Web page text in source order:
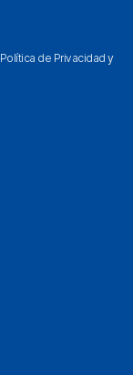
Política de Privacidad y